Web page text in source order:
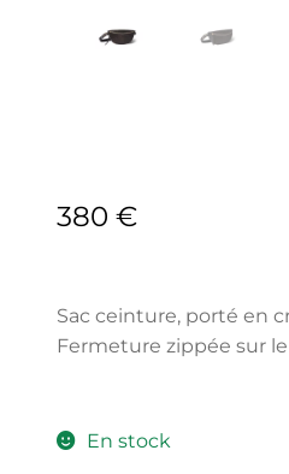
380 €
Sac ceinture, porté en
Fermeture zippée sur
En stock